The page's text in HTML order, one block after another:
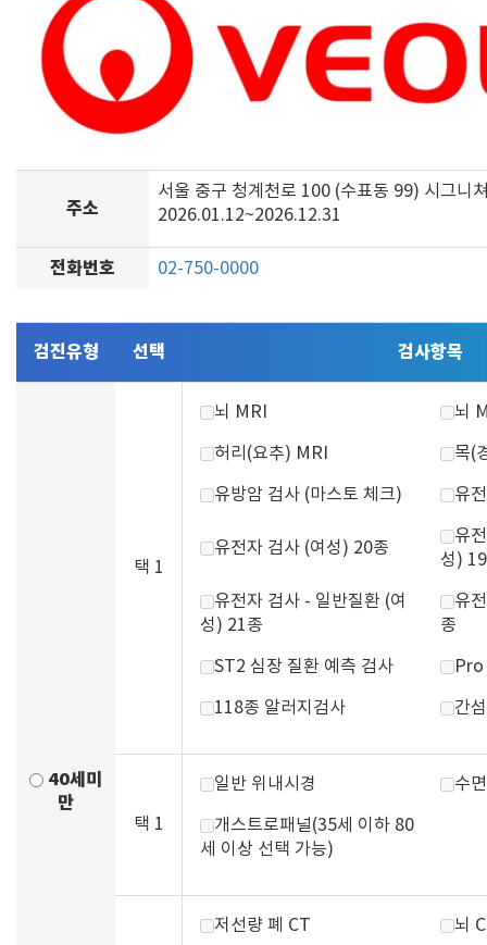
주소
서울 중구 청계천로 100 (수표동 99) 시그니
2026.01.12~2026.12.31
전화번호 02-750-0000
검진유형 선택 검사항목
40세미
만
택 1
뇌 MRI 뇌
허리(요추) MRI 목(
유방암 검사 (마스토 체크) 유
유전자 검사 (여성) 20종
유
성)
유전자 검사 - 일반질환 (여
성) 21종
유
종
ST2 심장 질환 예측 검사 Pro
118종 알러지검사 간
택 1
일반 위내시경 수
개스트로패널(35세 이하 80
세 이상 선택 가능)
저선량 폐 CT 뇌